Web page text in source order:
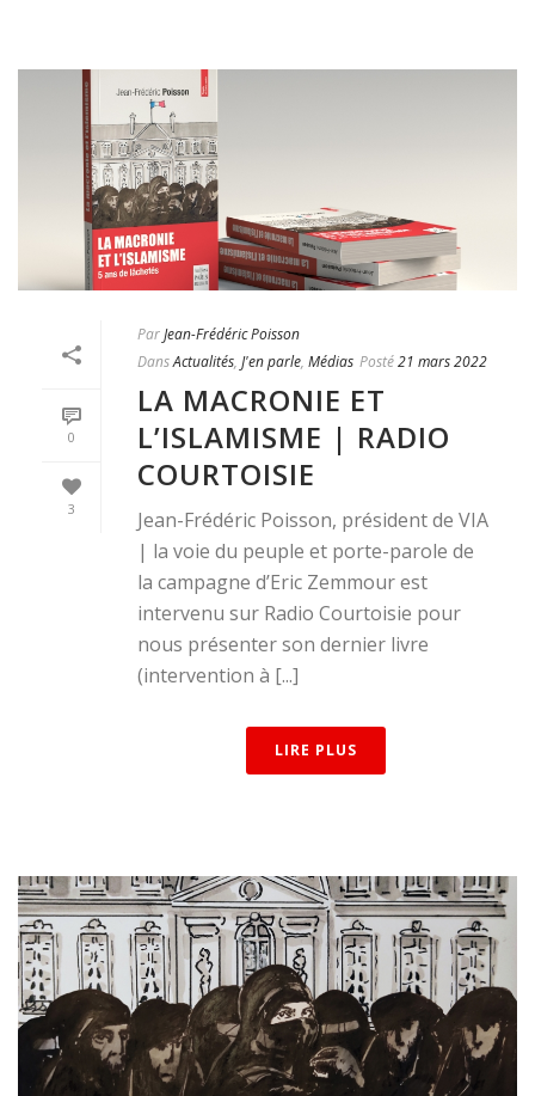
0
3
ParJean-Frédéric Poisson
DansActualités, J'en parle, Médias Posté21 mars 2022
LA MACRONIE ET
L’ISLAMISME | RADIO
COURTOISIE
Jean-Frédéric Poisson, président de VIA
| la voie du peuple et porte-parole de
la campagne d’Eric Zemmour est
intervenu sur Radio Courtoisie pour
nous présenter son dernier livre
(intervention à [...]
LIRE PLUS